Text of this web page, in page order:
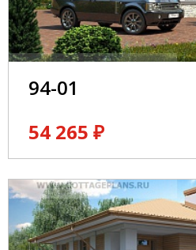
94-01
54 265 ₽